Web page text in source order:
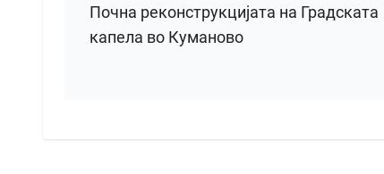
Почна реконструкцијата на Градската
капела во Куманово